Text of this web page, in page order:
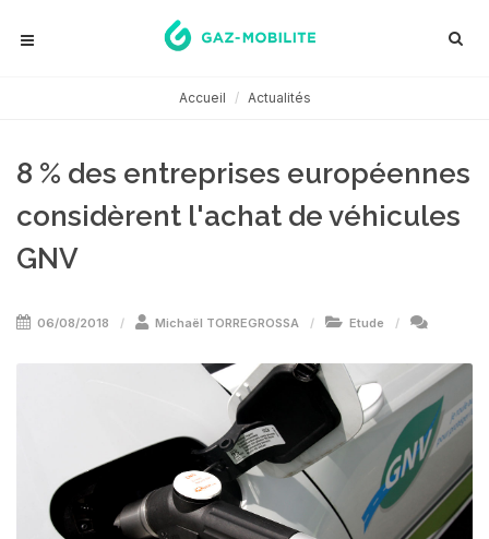
Accueil Actualités
8 % des entreprises européennes
considèrent l'achat de véhicules
GNV
06/08/2018 Michaël TORREGROSSA Etude